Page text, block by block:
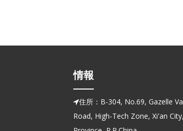
情報
住所：B-304, No.69, Gazelle
Road, High-Tech Zone, Xi'an